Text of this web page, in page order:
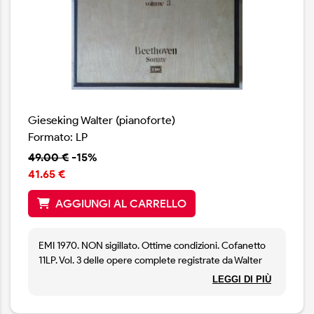
Gieseking Walter (pianoforte)
Formato: LP
49.00 € -15%
41.65 €
AGGIUNGI AL CARRELLO
EMI 1970. NON sigillato. Ottime condizioni. Cofanetto
11LP. Vol. 3 delle opere complete registrate da Walter
LEGGI DI PIÙ